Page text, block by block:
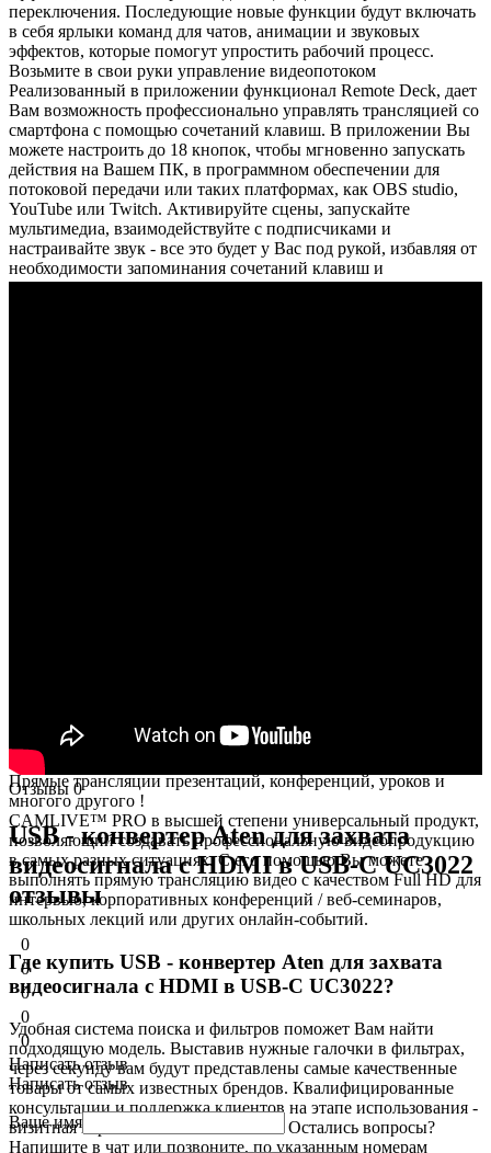
переключения. Последующие новые функции будут включать
в себя ярлыки команд для чатов, анимации и звуковых
эффектов, которые помогут упростить рабочий процесс.
Возьмите в свои руки управление видеопотоком
Реализованный в приложении функционал Remote Deck, дает
Вам возможность профессионально управлять трансляцией со
смартфона с помощью сочетаний клавиш. В приложении Вы
можете настроить до 18 кнопок, чтобы мгновенно запускать
действия на Вашем ПК, в программном обеспечении для
потоковой передачи или таких платформах, как OBS studio,
YouTube или Twitch. Активируйте сцены, запускайте
мультимедиа, взаимодействуйте с подписчиками и
настраивайте звук - все это будет у Вас под рукой, избавляя от
необходимости запоминания сочетаний клавиш и
оптимизируя рабочий процесс.
функций, а его облегченная конструкция подходит для любых
сумок, позволяя Вам взять его с собой на любое онлайн-
мероприятие или ведение передачи.
Прямые трансляции презентаций, конференций, уроков и
многого другого !
CAMLIVE™ PRO в высшей степени универсальный продукт,
позволяющий создавать профессиональную видеопродукцию
в самых разных ситуациях. С его помощью Вы можете
выполнять прямую трансляцию видео с качеством Full HD для
интервью, корпоративных конференций / веб-семинаров,
школьных лекций или других онлайн-событий.
Где купить USB - конвертер Aten для захвата
видеосигнала с HDMI в USB-C UC3022?
Удобная система поиска и фильтров поможет Вам найти
подходящую модель. Выставив нужные галочки в фильтрах,
через секунду вам будут представлены самые качественные
товарыот самых известных брендов. Квалифицированные
консультации и поддержка клиентов на этапе использования -
визитная карточка нашей компании. Остались вопросы?
Напишите в чат или позвоните, по указанным номерам
Отзывы 0
USB - конвертер Aten для захвата
видеосигнала с HDMI в USB-C UC3022
отзывы
0
0
0
0
0
Написать отзыв
Написать отзыв
Ваше имя